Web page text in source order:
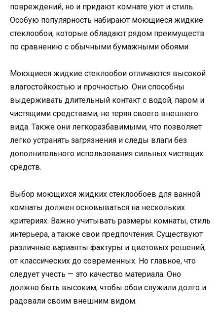
повреждений, но и придают комнате уют и стиль.
Особую популярность набирают моющиеся жидкие
стеклообои, которые обладают рядом преимуществ
по сравнению с обычными бумажными обоями.
Моющиеся жидкие стеклообои отличаются высокой
влагостойкостью и прочностью. Они способны
выдерживать длительный контакт с водой, паром и
чистящими средствами, не теряя своего внешнего
вида. Также они легкоразбавимыми, что позволяет
легко устранять загрязнения и следы влаги без
дополнительного использования сильных чистящих
средств.
Выбор моющихся жидких стеклообоев для ванной
комнаты должен основываться на нескольких
критериях. Важно учитывать размеры комнаты, стиль
интерьера, а также свои предпочтения. Существуют
различные варианты фактуры и цветовых решений,
от классических до современных. Но главное, что
следует учесть — это качество материала. Оно
должно быть высоким, чтобы обои служили долго и
радовали своим внешним видом.